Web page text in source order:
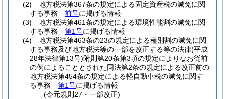
(2)
地方税法第367条の規定による固定資産税の減免に関
する事務 前号に掲げる情報
(3)
地方税法第461条の規定による環境性能割の減免に関
する事務 第1号に掲げる情報
(4)
地方税法第463条の23の規定による種別割の減免に関
する事務及び地方税法等の一部を改正する等の法律(平成
28年法律第13号)附則第20条第3項の規定によりなお従前
の例によることとされた同法第2条の規定による改正前の
地方税法第454条の規定による軽自動車税の減免に関す
る事務 第1号に掲げる情報
(令元規則27・一部改正)